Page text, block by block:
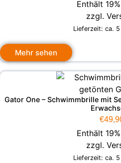
Enthält
zzgl.
Lieferzeit: ca.
Mehr sehen
Gator One – Schwimmbrille mit
€
Enthält
zzgl.
Lieferzeit: ca.